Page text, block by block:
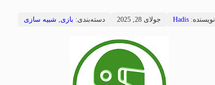
نویسنده: Hadis جولای 28, 2025 دسته‌بندی: بازی, شبیه سازی